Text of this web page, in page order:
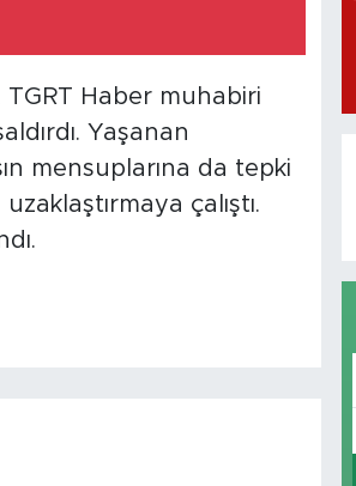
Haber muhabiri
Yaşanan
mensuplarına da tepki
çalıştı.